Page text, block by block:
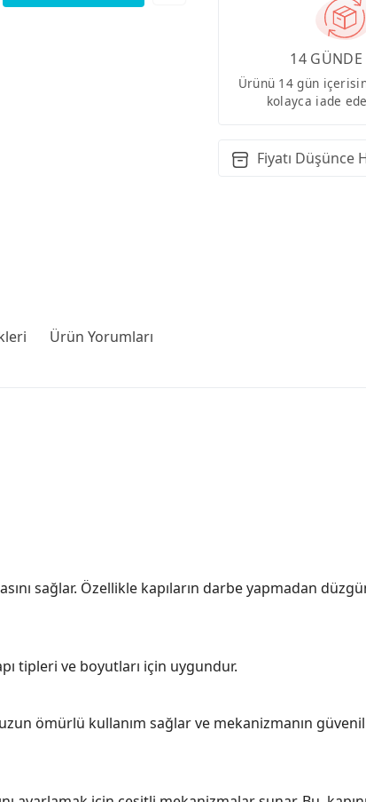
14 GÜNDE
Ürünü 14 gün
kolayca iade
Fiyatı Düşünce
Ürün Yorumları
sağlar. Özellikle kapıların darbe yapmadan
tipleri ve boyutları için uygundur.
ömürlü kullanım sağlar ve mekanizmanın